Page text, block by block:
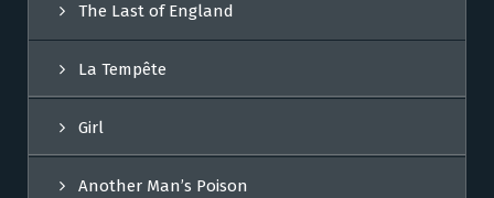
The Last of England
La Tempête
Girl
Another Man’s Poison